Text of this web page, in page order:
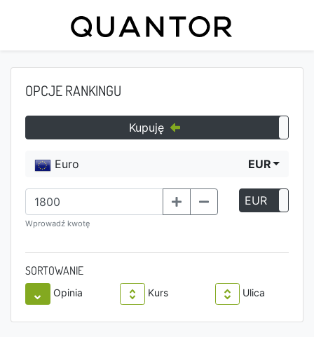
OPCJE RANKINGU
Kupuję
Euro EUR
Wprowadź kwotę
EUR
SORTOWANIE
Opinia Kurs Ulica